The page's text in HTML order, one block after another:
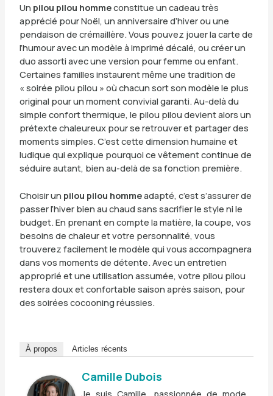
Un pilou pilou hommeconstitue un cadeau très
apprécié pour Noël, un anniversaire d’hiver ou une
pendaison de crémaillère. Vous pouvez jouer la carte de
l’humour avec un modèle à imprimé décalé, ou créer un
duo assorti avec une version pour femme ou enfant.
Certaines familles instaurent même une tradition de
« soirée pilou pilou » où chacun sort son modèle le plus
original pour un moment convivial garanti. Au-delà du
simple confort thermique, le pilou pilou devient alors un
prétexte chaleureux pour se retrouver et partager des
moments simples. C’est cette dimension humaine et
ludique qui explique pourquoi ce vêtement continue de
séduire autant, bien au-delà de sa fonction première.
Choisir un pilou pilou hommeadapté, c’est s’assurer de
passer l’hiver bien au chaud sans sacrifier le style ni le
budget. En prenant en compte la matière, la coupe, vos
besoins de chaleur et votre personnalité, vous
trouverez facilement le modèle qui vous accompagnera
dans vos moments de détente. Avec un entretien
approprié et une utilisation assumée, votre pilou pilou
restera doux et confortable saison après saison, pour
des soirées cocooning réussies.
À propos Articles récents
Camille Dubois
Je suis Camille, passionnée de mode